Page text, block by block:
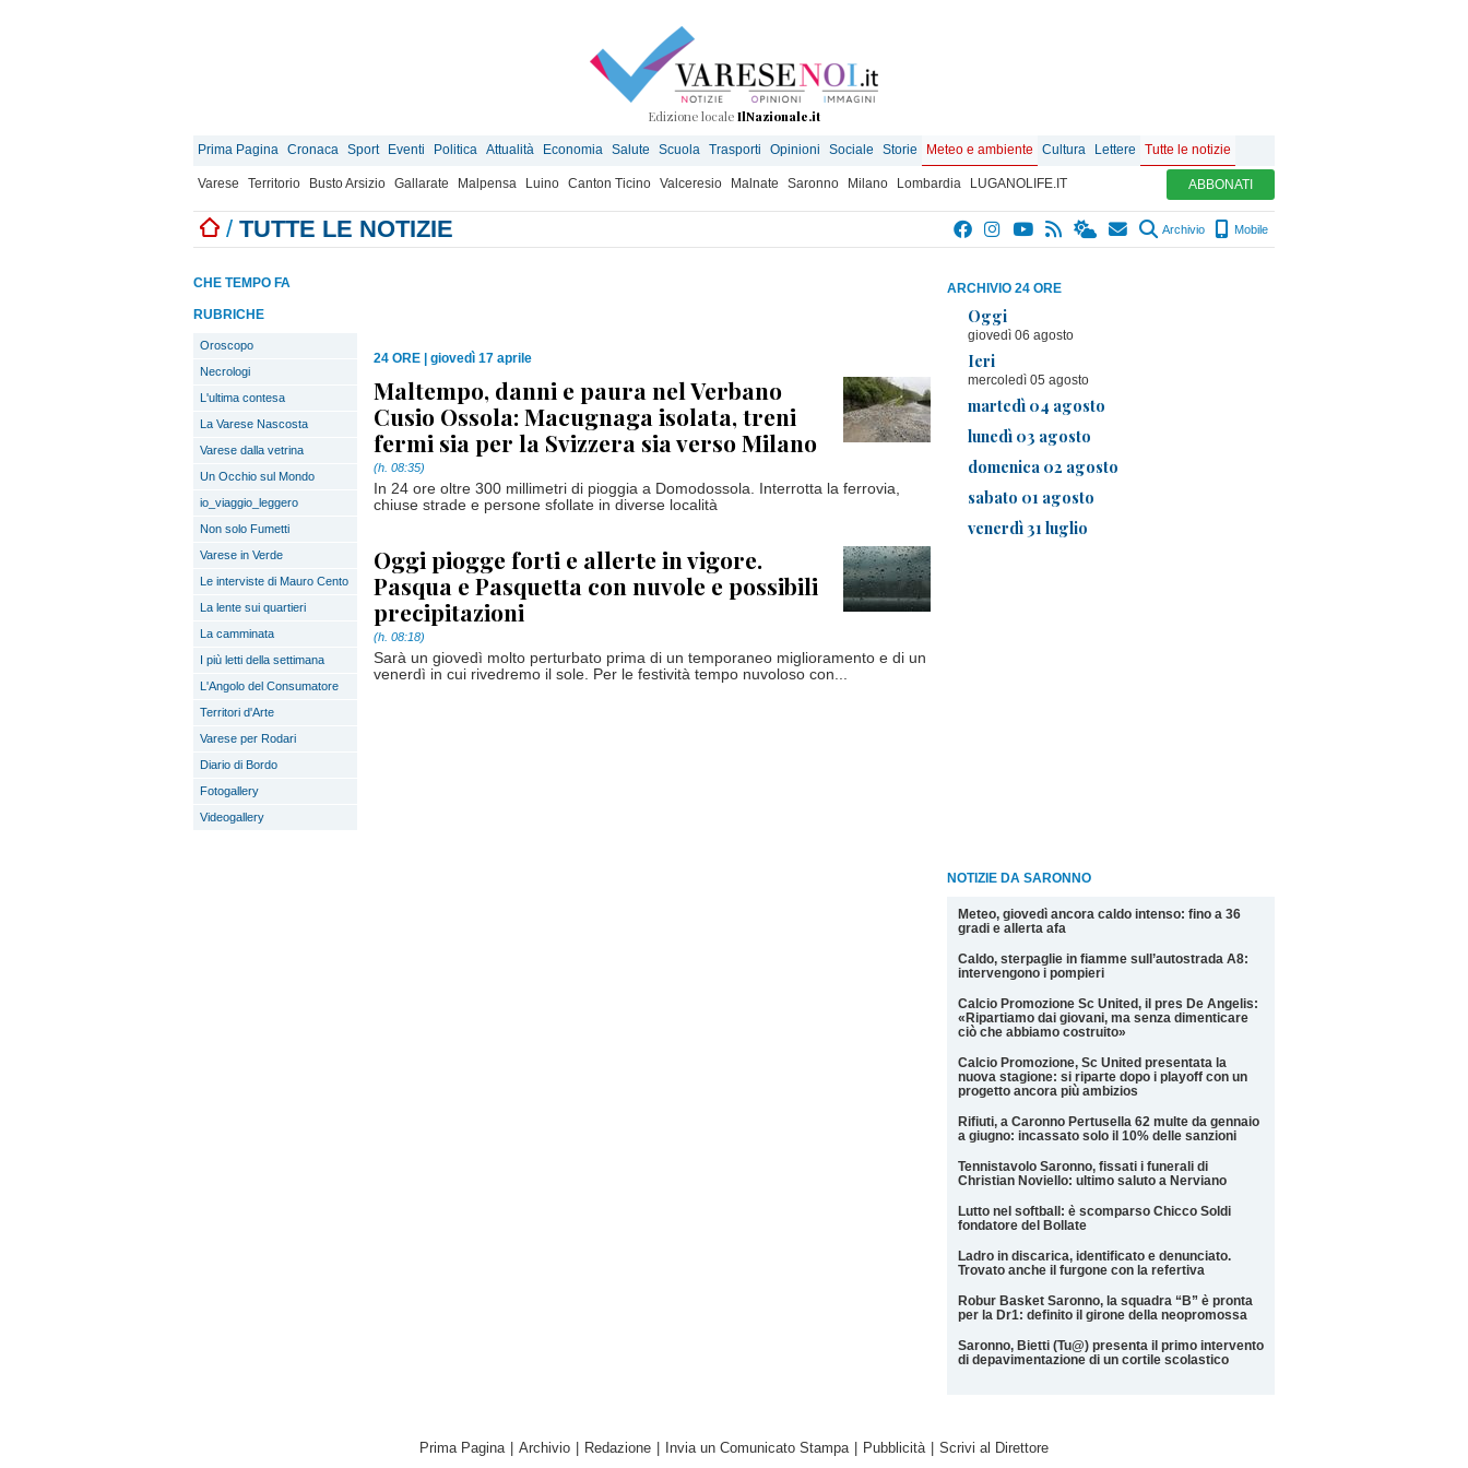
Edizione locale IlNazionale.it
Prima Pagina Cronaca Sport Eventi Politica Attualità Economia Salute Scuola Trasporti Opinioni Sociale Storie Meteo e ambiente Cultura Lettere Tutte le notizie
Varese Territorio Busto Arsizio Gallarate Malpensa Luino Canton Ticino Valceresio Malnate Saronno Milano Lombardia LUGANOLIFE.IT ABBONATI
/ TUTTE LE NOTIZIE Archivio Mobile
ARCHIVIO 24 ORE
Oggi
giovedì 06 agosto
Ieri
mercoledì 05 agosto
martedì 04 agosto
lunedì 03 agosto
domenica 02 agosto
sabato 01 agosto
venerdì 31 luglio
NOTIZIE DA SARONNO
Meteo, giovedì ancora caldo intenso: fino a 36
gradi e allerta afa
Caldo, sterpaglie in fiamme sull’autostrada A8:
intervengono i pompieri
Calcio Promozione Sc United, il pres De Angelis:
«Ripartiamo dai giovani, ma senza dimenticare
ciò che abbiamo costruito»
Calcio Promozione, Sc United presentata la
nuova stagione: si riparte dopo i playoff con un
progetto ancora più ambizios
Rifiuti, a Caronno Pertusella 62 multe da gennaio
a giugno: incassato solo il 10% delle sanzioni
Tennistavolo Saronno, fissati i funerali di
Christian Noviello: ultimo saluto a Nerviano
Lutto nel softball: è scomparso Chicco Soldi
fondatore del Bollate
Ladro in discarica, identificato e denunciato.
Trovato anche il furgone con la refertiva
Robur Basket Saronno, la squadra “B” è pronta
per la Dr1: definito il girone della neopromossa
Saronno, Bietti (Tu@) presenta il primo intervento
di depavimentazione di un cortile scolastico
CHE TEMPO FA
RUBRICHE
Oroscopo
Necrologi
L'ultima contesa
La Varese Nascosta
Varese dalla vetrina
Un Occhio sul Mondo
io_viaggio_leggero
Non solo Fumetti
Varese in Verde
Le interviste di Mauro Cento
La lente sui quartieri
La camminata
I più letti della settimana
L'Angolo del Consumatore
Territori d'Arte
Varese per Rodari
Diario di Bordo
Fotogallery
Videogallery
24 ORE giovedì 17 aprile
Maltempo, danni e paura nel Verbano
Cusio Ossola: Macugnaga isolata, treni
fermi sia per la Svizzera sia verso Milano
(h. 08:35)
In 24 ore oltre 300 millimetri di pioggia a Domodossola. Interrotta la ferrovia,
chiuse strade e persone sfollate in diverse località
Oggi piogge forti e allerte in vigore.
Pasqua e Pasquetta con nuvole e possibili
precipitazioni
(h. 08:18)
Sarà un giovedì molto perturbato prima di un temporaneo miglioramento e di un
venerdì in cui rivedremo il sole. Per le festività tempo nuvoloso con...
Prima Pagina Archivio Redazione Invia un Comunicato Stampa Pubblicità Scrivi al Direttore